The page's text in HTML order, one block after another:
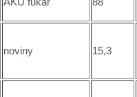
noviny 15,3